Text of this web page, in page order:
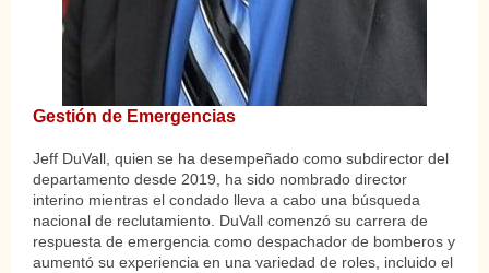
Gestión de Emergencias
Jeff DuVall, quien se ha desempeñado como subdirector del
departamento desde 2019, ha sido nombrado director
interino mientras el condado lleva a cabo una búsqueda
nacional de reclutamiento. DuVall comenzó su carrera de
respuesta de emergencia como despachador de bomberos y
aumentó su experiencia en una variedad de roles, incluido el